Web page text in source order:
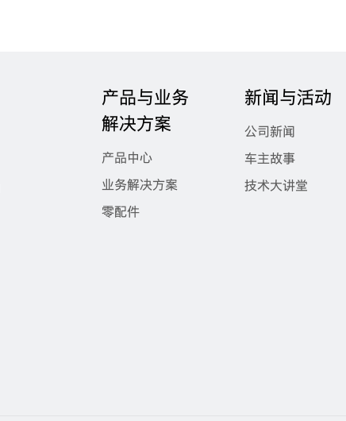
产品与业务
解决方案
产品中心
业务解决方案
零配件
新闻与活动
公司新闻
车主故事
技术大讲堂